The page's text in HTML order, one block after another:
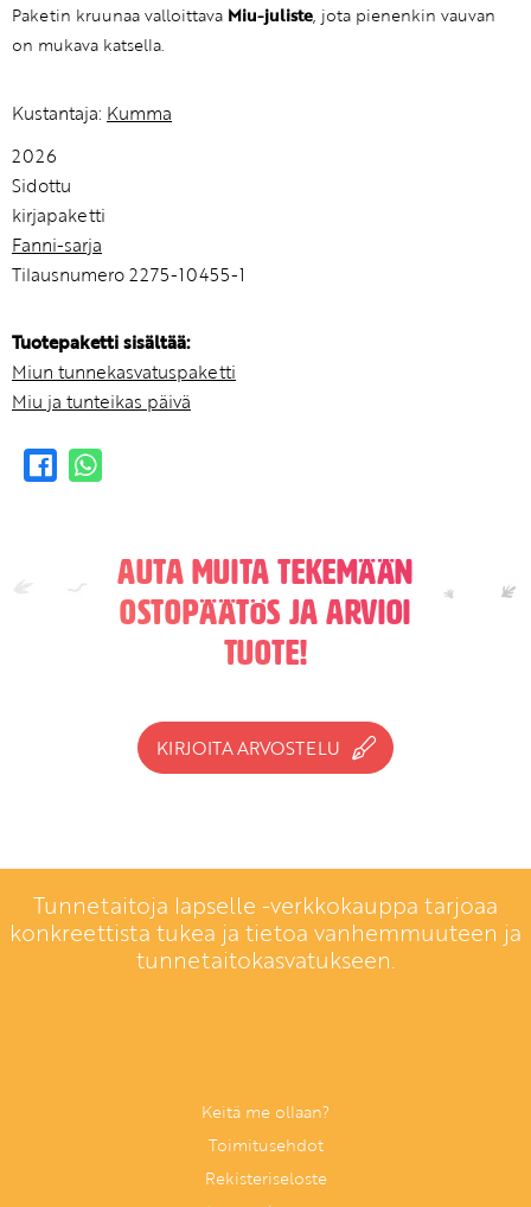
Paketin kruunaa valloittava Miu-juliste, jota pienenkin vauvan
on mukava katsella.
Kustantaja: Kumma
2026
Sidottu
kirjapaketti
Fanni-sarja
Tilausnumero 2275-10455-1
Tuotepaketti sisältää:
Miun tunnekasvatuspaketti
Miu ja tunteikas päivä
Auta muita tekemään
ostopäätös ja arvioi
tuote!
KIRJOITA ARVOSTELU
Tunnetaitoja lapselle -verkkokauppa tarjoaa
konkreettista tukea ja tietoa vanhemmuuteen ja
tunnetaitokasvatukseen.
Keitä me ollaan?
Toimitusehdot
Rekisteriseloste